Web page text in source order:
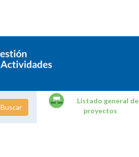
Listado general de
proyectos